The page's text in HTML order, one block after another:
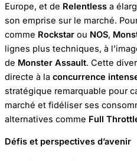
Europe, et de Relentless a
son emprise sur le marché.
comme Rockstar ou NOS,
lignes plus techniques, à
de Monster Assault. Cette
directe à la concurrence
stratégique remarquable pour
marché et fidéliser ses
alternatives comme Full
Défis et perspectives d’avenir